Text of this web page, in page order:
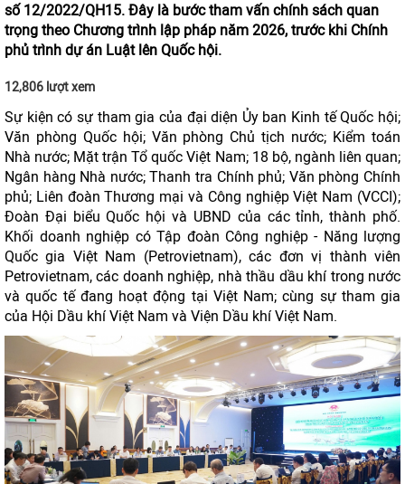
số 12/2022/QH15. Đây là bước tham vấn chính sách quan
trọng theo Chương trình lập pháp năm 2026, trước khi Chính
phủ trình dự án Luật lên Quốc hội.
12,806 lượt xem
Sự kiện có sự tham gia của đại diện Ủy ban Kinh tế Quốc hội;
Văn phòng Quốc hội; Văn phòng Chủ tịch nước; Kiểm toán
Nhà nước; Mặt trận Tổ quốc Việt Nam; 18 bộ, ngành liên quan;
Ngân hàng Nhà nước; Thanh tra Chính phủ; Văn phòng Chính
phủ; Liên đoàn Thương mại và Công nghiệp Việt Nam (VCCI);
Đoàn Đại biểu Quốc hội và UBND của các tỉnh, thành phố.
Khối doanh nghiệp có Tập đoàn Công nghiệp - Năng lượng
Quốc gia Việt Nam (Petrovietnam), các đơn vị thành viên
Petrovietnam, các doanh nghiệp, nhà thầu dầu khí trong nước
và quốc tế đang hoạt động tại Việt Nam; cùng sự tham gia
của Hội Dầu khí Việt Nam và Viện Dầu khí Việt Nam.